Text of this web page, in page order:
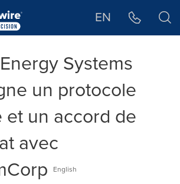
EN
Systems
un protocole
un accord de
avec
English